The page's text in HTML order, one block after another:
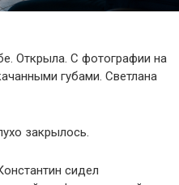
Открыла. С фотографии на
губами. Светлана
закрылось.
сидел